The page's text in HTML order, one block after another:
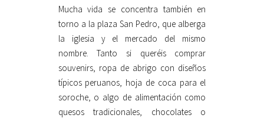
Mucha vida se concentra también en
torno a la plaza San Pedro, que alberga
la iglesia y el mercado del mismo
nombre. Tanto si queréis comprar
souvenirs, ropa de abrigo con diseños
típicos peruanos, hoja de coca para el
soroche, o algo de alimentación como
quesos tradicionales, chocolates o